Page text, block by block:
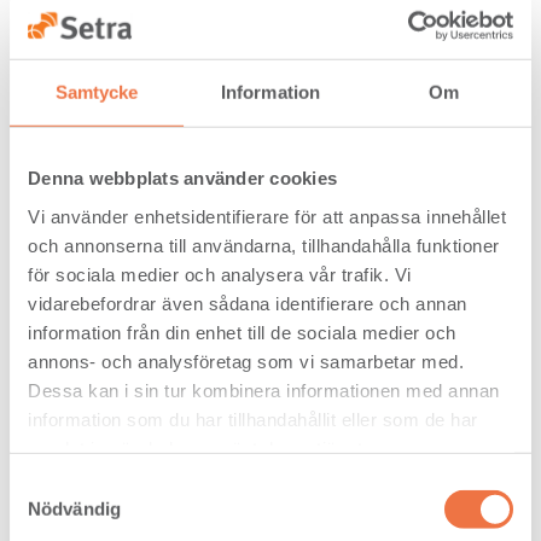
Samtycke Information Om
Denna webbplats använder cookies
Vi använder enhetsidentifierare för att anpassa innehållet
och annonserna till användarna, tillhandahålla funktioner
för sociala medier och analysera vår trafik. Vi
vidarebefordrar även sådana identifierare och annan
information från din enhet till de sociala medier och
annons- och analysföretag som vi samarbetar med.
Dessa kan i sin tur kombinera informationen med annan
information som du har tillhandahållit eller som de har
Nödvändig
Skogen är vägen framåt
På Skogsindustrierna träffar vi Torgny Persson som sedan
snart två år tillbaka axlar rollen som forsknings- och
innovationsdirektör. Ett viktigt mål för hans arbete är att få
stöttar utvecklingen. Skogsindustrierna samverkar därför
exempel innovationsmyndigheten Vinnova, Energimyndig­
heten, stiftelsen Mistra och statliga forskningsrådet